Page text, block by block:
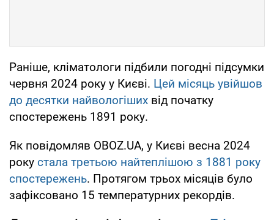
Раніше, кліматологи підбили погодні підсумки
червня 2024 року у Києві. Цей місяць увійшов
до десятки найвологіших від початку
спостережень 1891 року.
Як повідомляв OBOZ.UA, у Києві весна 2024
року стала третьою найтеплішою з 1881 року
спостережень. Протягом трьох місяців було
зафіксовано 15 температурних рекордів.